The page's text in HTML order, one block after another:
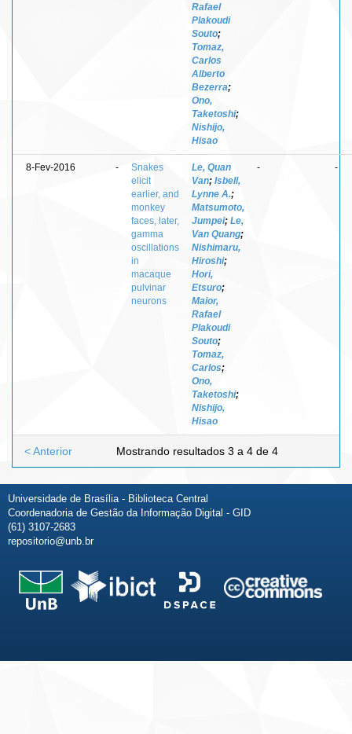
Rafael
Plakoudi
Souto;
Tomaz,
Carlos
Alberto
Bezerra;
Ono,
Taketoshi;
Nishijo,
Hisao
8-Fev-2016 -
Snakes
elicit
earlier, and
monkey
faces, later,
gamma
oscillations
in
macaque
pulvinar
neurons
Le, Quan
Van; Isbell,
Lynne A.;
Matsumoto,
Jumpei; Le,
Van Quang;
Nishimaru,
Hiroshi;
Hori,
Etsuro;
Maior,
Rafael
Plakoudi
Souto;
Tomaz,
Carlos;
Ono,
Taketoshi;
Nishijo,
Hisao
- -
Mostrando resultados 3 a 4 de 4
< Anterior
Universidade de Brasília - Biblioteca Central
Coordenadoria de Gestão da Informação Digital - GID
(61) 3107-2683
repositorio@unb.br